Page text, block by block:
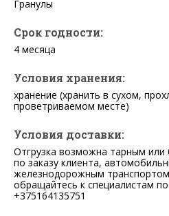
Гранулы
Срок годности:
4 месяца
Условия хранения:
хранение (хранить в сухом,
проветриваемом месте)
Условия доставки:
Отгрузка возможна тарным
по заказу клиента,
железнодорожным
обращайтесь к специалистам
+375164135751